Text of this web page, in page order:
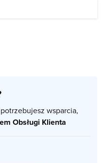
wsparcia,
Obsługi Klienta